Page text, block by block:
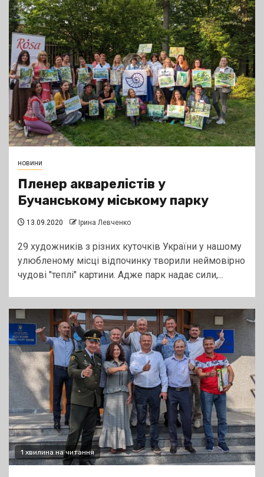
новини
Пленер акварелістів у
Бучанському міському парку
13.09.2020 Ірина Левченко
29 художників з різних куточків України у нашому
улюбленому місці відпочинку творили неймовірно
чудові "теплі" картини. Адже парк надає сили,...
1 хвилина на читання